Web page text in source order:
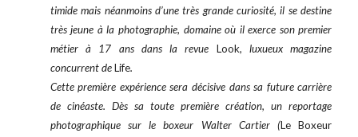
timide mais néanmoins d’une très grande curiosité, il se destine
très jeune à la photographie, domaine où il exerce son premier
métier à 17 ans dans la revue Look, luxueux magazine
concurrent deLife.
Cette première expérience sera décisive dans sa future carrière
de cinéaste. Dès sa toute première création, un reportage
photographique sur le boxeur Walter Cartier (Le Boxeur